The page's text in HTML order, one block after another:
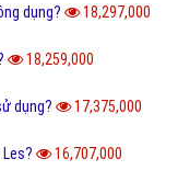
dụng? 18,297,000
18,259,000
dụng? 17,375,000
16,707,000